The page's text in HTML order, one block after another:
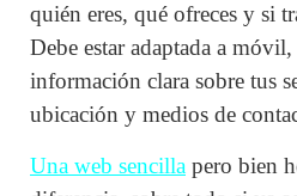
quién eres, qué ofreces y si
Debe estar adaptada a
información clara sobre tus
ubicación y medios de
Una web sencilla pero bien